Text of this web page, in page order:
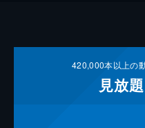
420,000本以上の
見放題